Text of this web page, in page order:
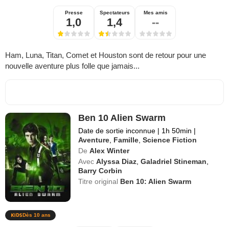
Presse
1,0
Spectateurs
1,4
Mes amis
--
Ham, Luna, Titan, Comet et Houston sont de retour pour une
nouvelle aventure plus folle que jamais...
Ben 10 Alien Swarm
Date de sortie inconnue | 1h 50min |
Aventure Famille ,Science Fiction
De Alex Winter
Avec Alyssa Diaz ,Galadriel Stineman
Barry Corbin
Titre original Ben 10: Alien Swarm
Dès 10 ans